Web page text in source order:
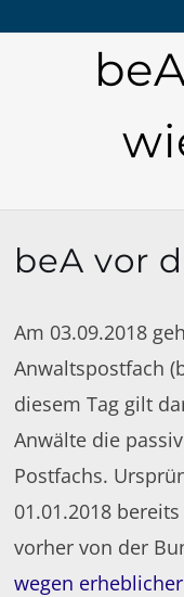
beA vor
Am 03.09.2018
Anwaltspostfach
diesem Tag gilt
Anwälte die
Postfachs.
01.01.2018
vorher von der
wegen